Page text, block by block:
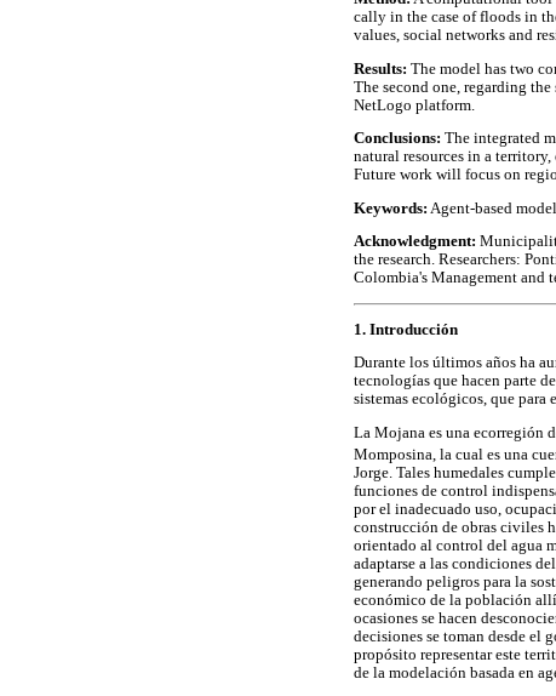
cally in the case of floods in
values, social networks and
Results: The model has two
The second one, regarding
NetLogo platform.
Conclusions: The integrated
natural resources in a
Future work will focus on
Keywords: Agent-based
Acknowledgment:
the research. Researchers:
Colombia's Management and
1. Introducción
Durante los últimos años ha
tecnologías que hacen parte
sistemas ecológicos, que
La Mojana es una ecorregión
Momposina, la cual es una
Jorge. Tales humedales
funciones de control
por el inadecuado uso,
construcción de obras civiles
orientado al control del agua
adaptarse a las condiciones
generando peligros para la
económico de la población allí
ocasiones se hacen
decisiones se toman desde el
propósito representar este
de la modelación basada en